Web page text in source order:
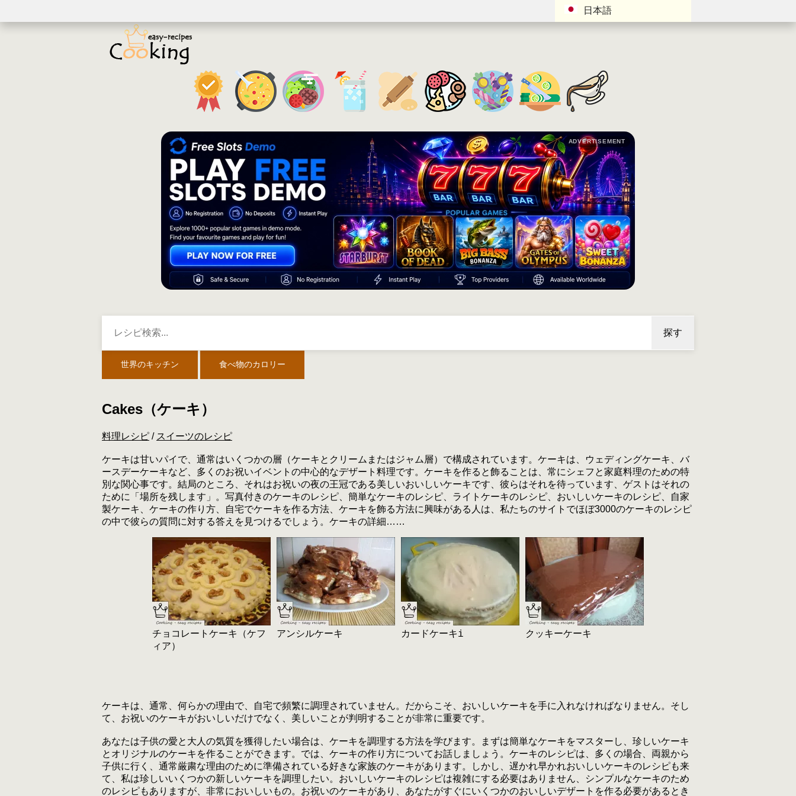
日本語
ADVERTISEMENT
探す
世界のキッチン 食べ物のカロリー
Cakes（ケーキ）
料理レシピ / スイーツのレシピ
ケーキは甘いパイで、通常はいくつかの層（ケーキとクリームまたはジャム層）で構成されています。ケーキは、ウェディングケーキ、バ
ースデーケーキなど、多くのお祝いイベントの中心的なデザート料理です。ケーキを作ると飾ることは、常にシェフと家庭料理のための特
別な関心事です。結局のところ、それはお祝いの夜の王冠である美しいおいしいケーキです、彼らはそれを待っています、ゲストはそれの
ために「場所を残します」。写真付きのケーキのレシピ、簡単なケーキのレシピ、ライトケーキのレシピ、おいしいケーキのレシピ、自家
製ケーキ、ケーキの作り方、自宅でケーキを作る方法、ケーキを飾る方法に興味がある人は、私たちのサイトでほぼ3000のケーキのレシピ
の中で彼らの質問に対する答えを見つけるでしょう。ケーキの詳細……
チョコレートケーキ（ケフ
ィア）
アンシルケーキ カードケーキi クッキーケーキ
ケーキは、通常、何らかの理由で、自宅で頻繁に調理されていません。だからこそ、おいしいケーキを手に入れなければなりません。そし
て、お祝いのケーキがおいしいだけでなく、美しいことが判明することが非常に重要です。
あなたは子供の愛と大人の気質を獲得したい場合は、ケーキを調理する方法を学びます。まずは簡単なケーキをマスターし、珍しいケーキ
とオリジナルのケーキを作ることができます。では、ケーキの作り方についてお話しましょう。ケーキのレシピは、多くの場合、両親から
子供に行く、通常厳粛な理由のために準備されている好きな家族のケーキがあります。しかし、遅かれ早かれおいしいケーキのレシピも来
て、私は珍しいいくつかの新しいケーキを調理したい。おいしいケーキのレシピは複雑にする必要はありません、シンプルなケーキのため
のレシピもありますが、非常においしいもの。お祝いのケーキがあり、あなたがすぐにいくつかのおいしいデザートを作る必要があるとき